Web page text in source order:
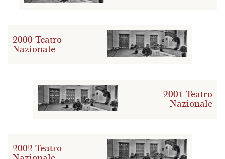
2000 Teatro
Nazionale
2001 Teatro
Nazionale
2002 Teatro